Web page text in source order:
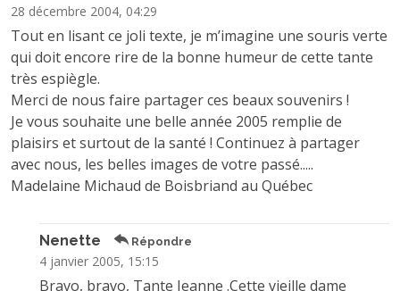
28 décembre 2004, 04:29
Tout en lisant ce joli texte, je m’imagine une souris verte
qui doit encore rire de la bonne humeur de cette tante
très espiègle.
Merci de nous faire partager ces beaux souvenirs !
Je vous souhaite une belle année 2005 remplie de
plaisirs et surtout de la santé ! Continuez à partager
avec nous, les belles images de votre passé.....
Madelaine Michaud de Boisbriand au Québec
Nenette Répondre
4 janvier 2005, 15:15
Bravo, bravo, Tante Jeanne .Cette vieille dame